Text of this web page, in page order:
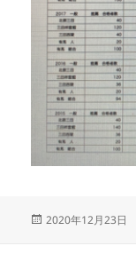
投
2020年12月23日